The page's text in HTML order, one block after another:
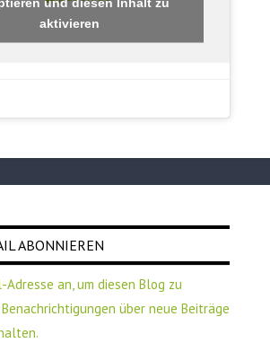
aktivieren
ABONNIEREN
Adresse an, um diesen Blog zu
über neue Beiträge